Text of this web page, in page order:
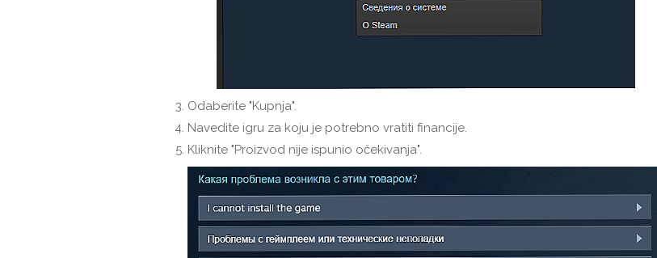
Odaberite "Kupnja".
Navedite igru ​​za koju je potrebno vratiti financije.
Kliknite "Proizvod nije ispunio očekivanja".